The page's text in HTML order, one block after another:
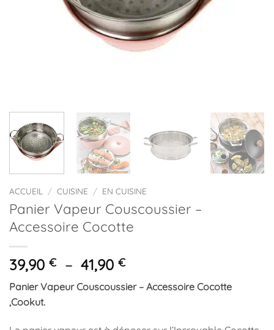
ACCUEIL / CUISINE / EN CUISINE
Panier Vapeur Couscoussier –
Accessoire Cocotte
39,90 € – 41,90 €Plage
de
prix :
Panier Vapeur Couscoussier – Accessoire Cocotte
,Cookut.